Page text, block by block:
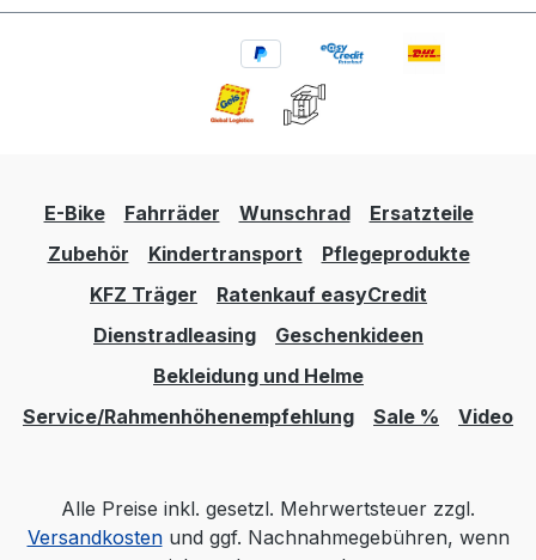
E-Bike Fahrräder Wunschrad
Ersatzteile
Zubehör
Kindertransport
Pflegeprodukte
KFZ Träger
Ratenkauf easyCredit
Dienstradleasing
Geschenkideen
Bekleidung und Helme
Service/Rahmenhöhenempfehlung
Sale % Video
Alle Preise inkl. gesetzl. Mehrwertsteuer zzgl.
Versandkostenund ggf. Nachnahmegebühren, wenn